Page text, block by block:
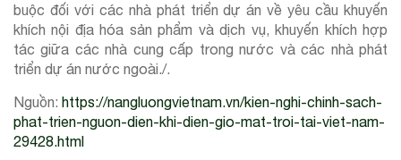
buộc đối với các nhà phát triển dự án về yêu cầu khuyến
khích nội địa hóa sản phẩm và dịch vụ, khuyến khích hợp
tác giữa các nhà cung cấp trong nước và các nhà phát
triển dự án nước ngoài./.
Nguồn: https://nangluongvietnam.vn/kien-nghi-chinh-sach-
phat-trien-nguon-dien-khi-dien-gio-mat-troi-tai-viet-nam-
29428.html